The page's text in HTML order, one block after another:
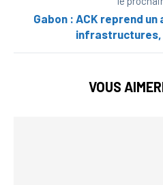
Gabon : ACK reprend
infrastructures,
VOUS